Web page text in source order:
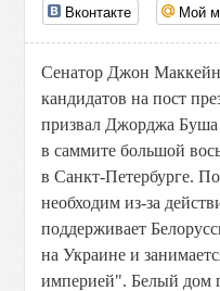
Вконтакте Мой
Сенатор Джон
кандидатов на пост
призвал Джорджа Буша
в саммите большой
в Санкт-Петербурге.
необходим из-за
поддерживает
на Украине и
империей". Белый дом